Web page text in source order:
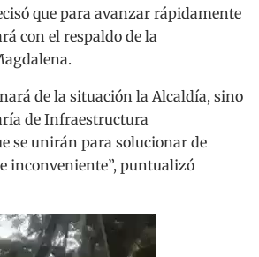
que para avanzar rápidamente
con el respaldo de la
de la situación la Alcaldía, sino
de Infraestructura
se unirán para solucionar de
inconveniente”, puntualizó